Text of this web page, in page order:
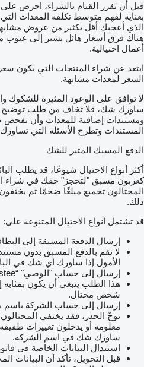
قبل أن تقرر القيام بالشراء، احرص
بعناية لفهم متوسط تكلفة المعدات
الذي أعجبك أقل بكثير من عروض
هناك فرق أسعار هائل يشير إلى عيوب
أعمال احتيالية.
ابتعد عن شراء المنتجات التي يكون
السعر لمعدات مشابهة.
لا توافق على الوعود المثيرة للشكوك
ساورك شك، فلا تخاف من طلب توضيح
ومستندات إضافية للمعدات وأن
المستندات وتطرح الأسئلة التي
الدفع المسبك المثير للشك
أكثر أنواع الاحتيال شيوعًا، قد يطلب
كعربون مسبق "لتحجز" حقك في شراء
المحتالون تجميع مبلغًا ضخمًا ثم
ذلك.
قد تشتمل أنواع الاحتيال المتنوعة على:
إرسال الدفعة المسبقة إلى
لا تقم بالدفع المسبق بدون
الأمول إذا ساورك أي شك في
إرسال إلى حساب "الوصي" “Trustee”
هذا الطلب ينبغي أن يكون
شخص محتال.
إرسال إلى حساب الشركة باسم
توخّ الحذر، فقد يختفي
معلومة أو يدخلون تغييرات
ساورك شك في اسم الشركة.
استبدال البيانات الخاصة في
قبل التحويل، تأكد أن البيانات